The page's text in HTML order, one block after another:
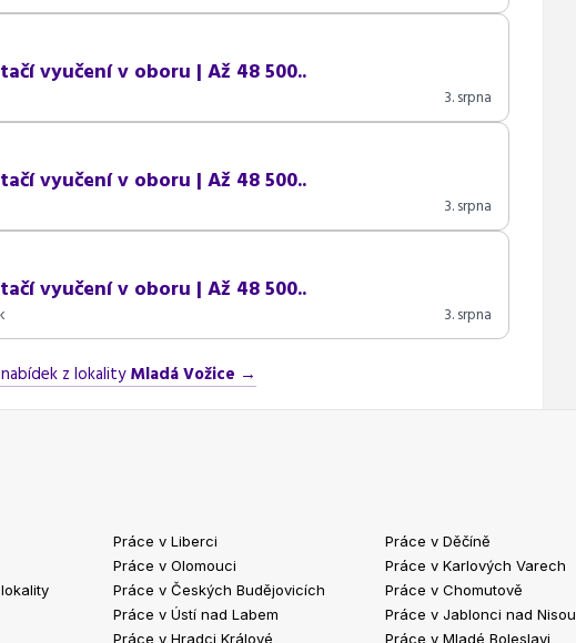
vyučení v oboru | Až 48 500..
3. srpna
vyučení v oboru | Až 48 500..
3. srpna
vyučení v oboru | Až 48 500..
3. srpna
z lokalityMladá Vožice →
Práce v Liberci
Práce v Olomouci
Práce v Českých Budějovicích
Práce v Ústí nad Labem
Práce v Hradci Králové
Práce v Děčíně
Práce v Karlových Varech
Práce v Chomutově
Práce v Jablonci nad Nisou
Práce v Mladé Boleslavi